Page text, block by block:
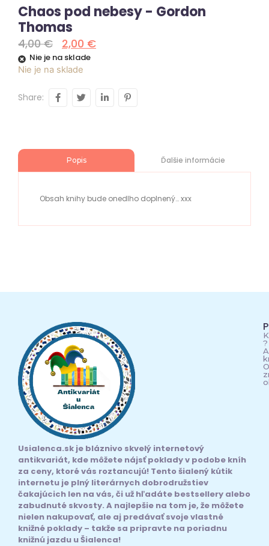
Chaos pod nebesy - Gordon
Thomas
4,00€ 2,00 €
Nie je na sklade
Nie je na sklade
Share:
Popis Ďalšie informácie
Obsah knihy bude onedlho doplnený… xxx
Usialenca.sk je bláznivo skvelý internetový
antikvariát, kde môžete nájsť poklady v podobe kníh
za ceny, ktoré vás roztancujú! Tento šialený kútik
internetu je plný literárnych dobrodružstiev
čakajúcich len na vás, či už hľadáte bestsellery alebo
zabudnuté skvosty. A najlepšie na tom je, že môžete
nielen nakupovať, ale aj predávať svoje vlastné
knižné poklady – takže sa pripravte na poriadnu
knižnú jazdu u Šialenca!
?